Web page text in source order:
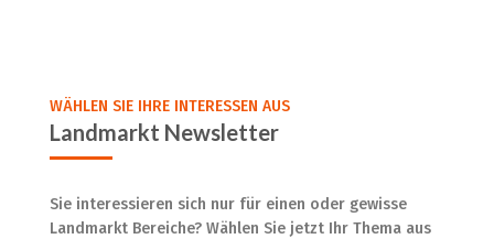
WÄHLEN SIE IHRE INTERESSEN AUS
Landmarkt Newsletter
Sie interessieren sich nur für einen oder gewisse
Landmarkt Bereiche? Wählen Sie jetzt Ihr Thema aus